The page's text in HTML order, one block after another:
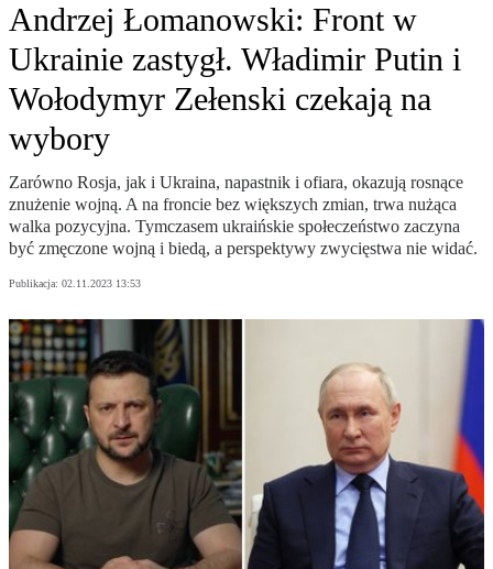
Andrzej Łomanowski: Front w
Ukrainie zastygł. Władimir Putin i
Wołodymyr Zełenski czekają na
wybory
Zarówno Rosja, jak i Ukraina, napastnik i ofiara, okazują rosnące
znużenie wojną. A na froncie bez większych zmian, trwa nużąca
walka pozycyjna. Tymczasem ukraińskie społeczeństwo zaczyna
być zmęczone wojną i biedą, a perspektywy zwycięstwa nie widać.
Publikacja: 02.11.2023 13:53